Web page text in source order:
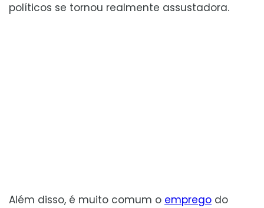
políticos se tornou realmente assustadora.
Além disso, é muito comum o emprego do